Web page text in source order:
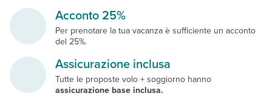
Acconto 25%
Per prenotare la tua vacanza è sufficiente un acconto
del 25%.
Assicurazione inclusa
Tutte le proposte volo + soggiorno hanno
assicurazione base inclusa.